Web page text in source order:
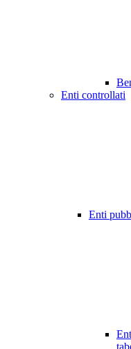
Enti controllati
Enti